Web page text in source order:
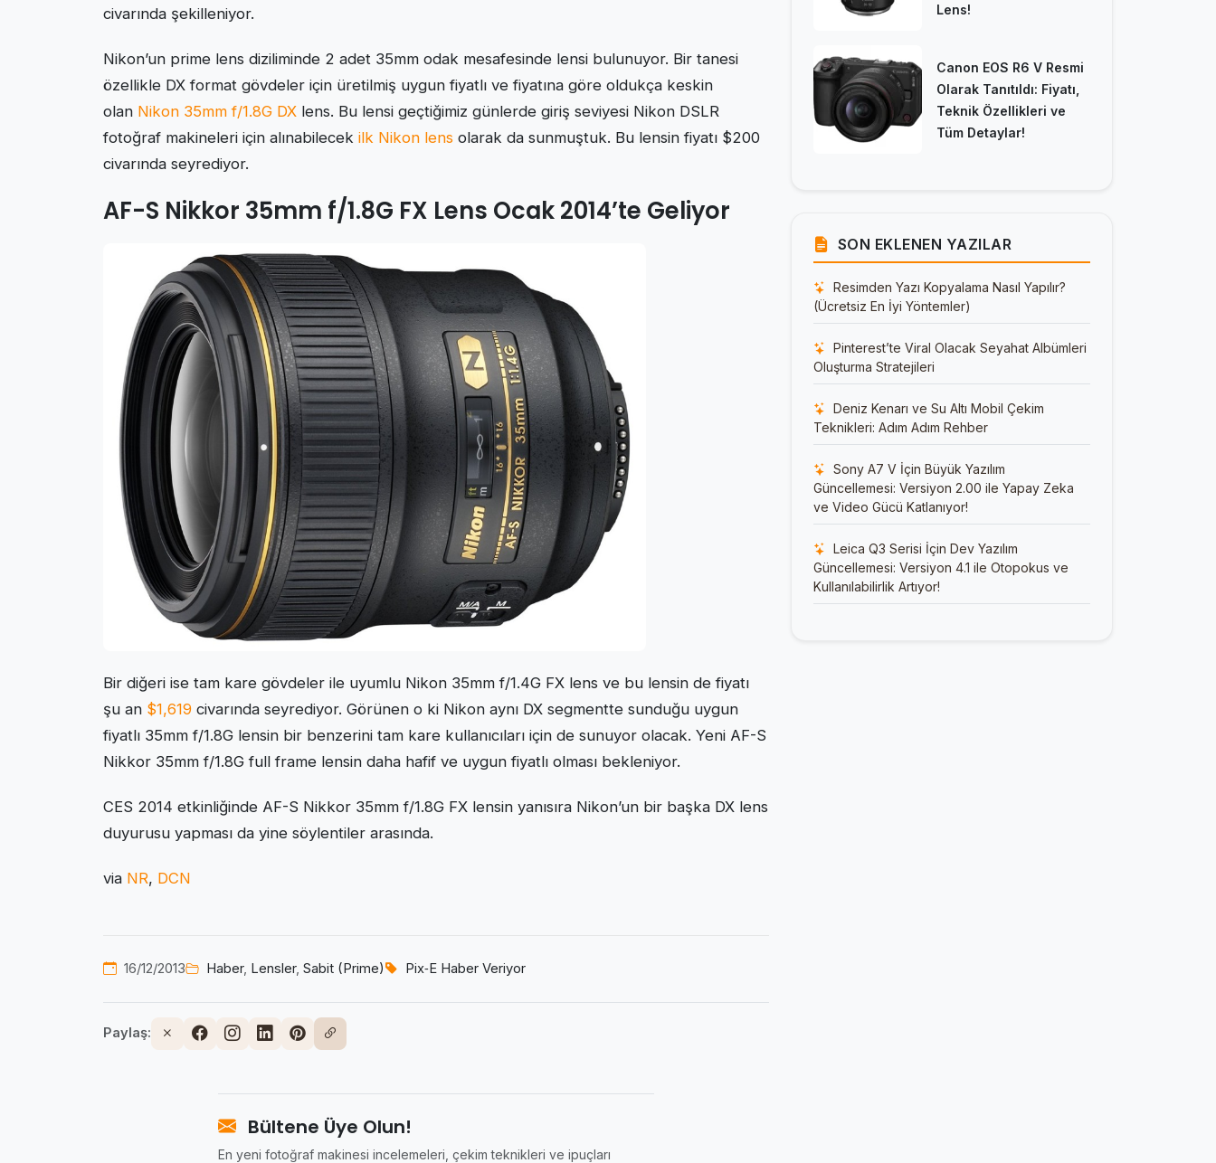
civarında şekilleniyor.
Nikon’un prime lens diziliminde 2 adet 35mm odak mesafesinde lensi bulunuyor. Bir tanesi
özellikle DX format gövdeler için üretilmiş uygun fiyatlı ve fiyatına göre oldukça keskin
olan Nikon 35mm f/1.8G DX lens. Bu lensi geçtiğimiz günlerde giriş seviyesi Nikon DSLR
fotoğraf makineleri için alınabilecek ilk Nikon lens olarak da sunmuştuk. Bu lensin fiyatı $200
civarında seyrediyor.
AF-S Nikkor 35mm f/1.8G FX Lens Ocak 2014’te Geliyor
Bir diğeri ise tam kare gövdeler ile uyumlu Nikon 35mm f/1.4G FX lens ve bu lensin de fiyatı
şu an $1,619 civarında seyrediyor. Görünen o ki Nikon aynı DX segmentte sunduğu uygun
fiyatlı 35mm f/1.8G lensin bir benzerini tam kare kullanıcıları için de sunuyor olacak. Yeni AF-S
Nikkor 35mm f/1.8G full frame lensin daha hafif ve uygun fiyatlı olması bekleniyor.
CES 2014 etkinliğinde AF-S Nikkor 35mm f/1.8G FX lensin yanısıra Nikon’un bir başka DX lens
duyurusu yapması da yine söylentiler arasında.
via NR, DCN
16/12/2013 Haber, Lensler, Sabit (Prime) Pix‑E Haber Veriyor
Paylaş:
Bültene Üye Olun!
En yeni fotoğraf makinesi incelemeleri, çekim teknikleri ve ipuçları
Lens!
Canon EOS R6 V Resmi
Olarak Tanıtıldı: Fiyatı,
Teknik Özellikleri ve
Tüm Detaylar!
SON EKLENEN YAZILAR
Resimden Yazı Kopyalama Nasıl Yapılır?
(Ücretsiz En İyi Yöntemler)
Pinterest’te Viral Olacak Seyahat Albümleri
Oluşturma Stratejileri
Deniz Kenarı ve Su Altı Mobil Çekim
Teknikleri: Adım Adım Rehber
Sony A7 V İçin Büyük Yazılım
Güncellemesi: Versiyon 2.00 ile Yapay Zeka
ve Video Gücü Katlanıyor!
Leica Q3 Serisi İçin Dev Yazılım
Güncellemesi: Versiyon 4.1 ile Otopokus ve
Kullanılabilirlik Artıyor!